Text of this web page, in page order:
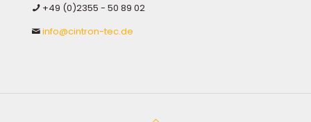
+49 (0)2355 - 50 89 02
info@cintron-tec.de